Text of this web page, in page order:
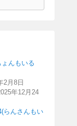
ょんもいる
2月8日
年12月24
らんさんもい